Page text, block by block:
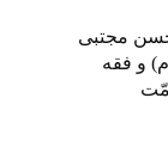
مجتبی
و فقه